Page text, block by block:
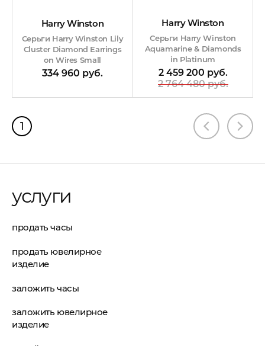
Harry Winston
Серьги Harry Winston Lily
Cluster Diamond Earrings
on Wires Small
334 960 руб.
Harry Winston
Серьги Harry Winston
Aquamarine & Diamonds
in Platinum
2 459 200 руб.
2 764 480 руб.
1
услуги
продать часы
продать ювелирное
изделие
заложить часы
заложить ювелирное
изделие